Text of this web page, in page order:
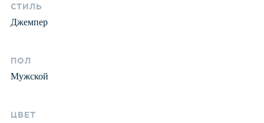
СТИЛЬ
Джемпер
ПОЛ
Мужской
ЦВЕТ